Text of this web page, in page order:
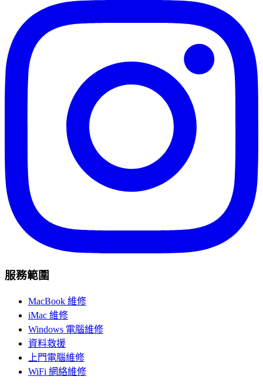
服務範圍
MacBook 維修
iMac 維修
Windows 電腦維修
資料救援
上門電腦維修
WiFi 網絡維修